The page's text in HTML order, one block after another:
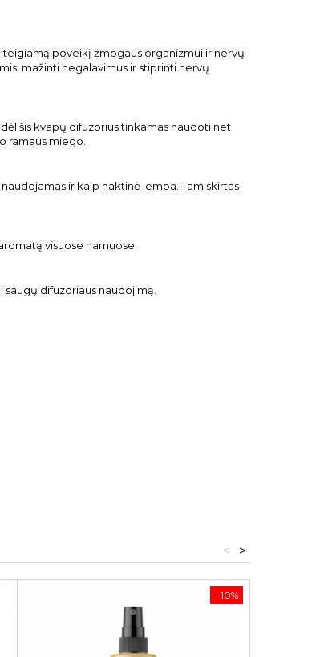
poveikį žmogaus organizmui ir nervų
mažinti negalavimus ir stiprinti nervų
šis kvapų difuzorius tinkamas naudoti net
ramaus miego.
ir kaip naktinė lempa. Tam skirtas
visuose namuose.
saugų difuzoriaus naudojimą.
>
<
−10%